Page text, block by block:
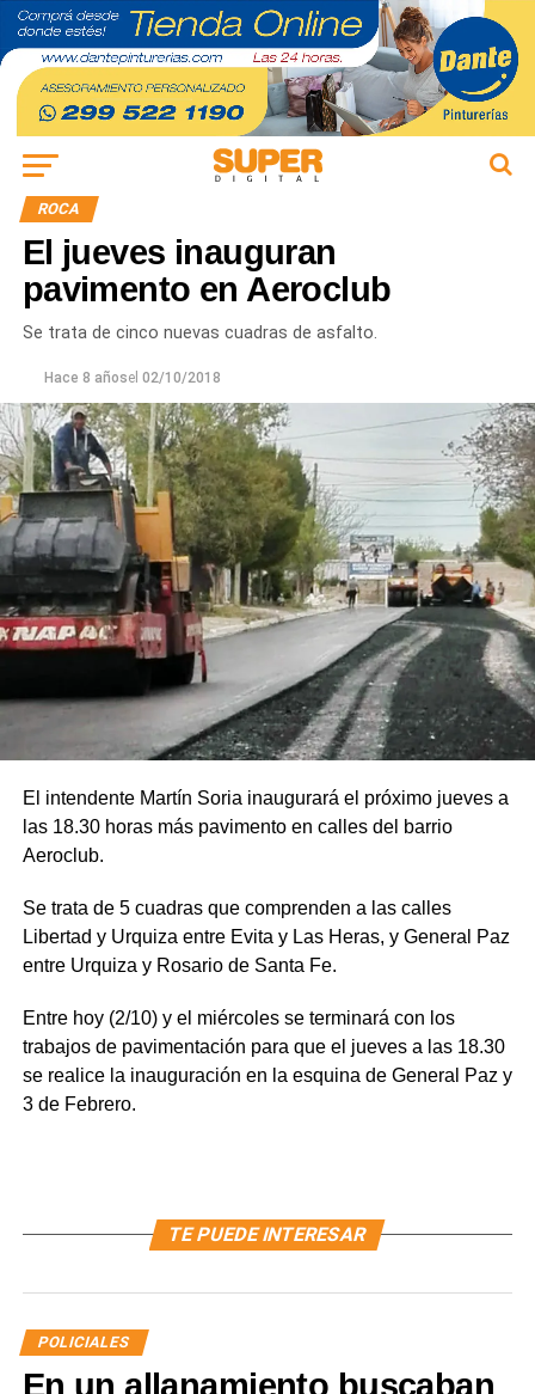
ROCA
El jueves inauguran
pavimento en Aeroclub
Se trata de cinco nuevas cuadras de asfalto.
Hace 8 añosel 02/10/2018
El intendente Martín Soria inaugurará el próximo jueves a
las 18.30 horas más pavimento en calles del barrio
Aeroclub.
Se trata de 5 cuadras que comprenden a las calles
Libertad y Urquiza entre Evita y Las Heras, y General Paz
entre Urquiza y Rosario de Santa Fe.
Entre hoy (2/10) y el miércoles se terminará con los
trabajos de pavimentación para que el jueves a las 18.30
se realice la inauguración en la esquina de General Paz y
3 de Febrero.
TE PUEDE INTERESAR
POLICIALES
En un allanamiento buscaban